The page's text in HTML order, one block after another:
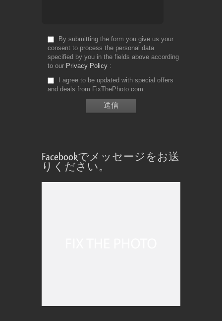
By submitting the form you give us your
consent to process the personal data
specified by you in the fields above according
to our Privacy Policy
I agree to be updated with special offers
and deals from FixThePhoto.com
Facebookでメッセージをお送
りください。